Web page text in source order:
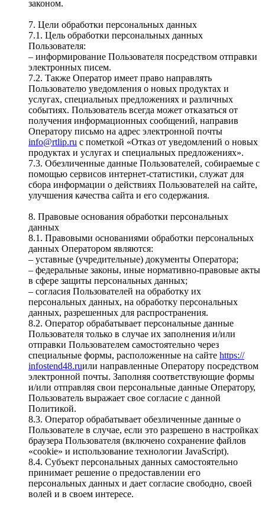
законом.
7. Цели обработки персональных данных
7.1. Цель обработки персональных данных
Пользователя:
– информирование Пользователя посредством отправки
электронных писем.
7.2. Также Оператор имеет право направлять
Пользователю уведомления о новых продуктах и
услугах, специальных предложениях и различных
событиях. Пользователь всегда может отказаться от
получения информационных сообщений, направив
Оператору письмо на адрес электронной почты
info@rtlip.ru с пометкой «Отказ от уведомлений о новых
продуктах и услугах и специальных предложениях».
7.3. Обезличенные данные Пользователей, собираемые с
помощью сервисов интернет-статистики, служат для
сбора информации о действиях Пользователей на сайте,
улучшения качества сайта и его содержания.
8. Правовые основания обработки персональных
данных
8.1. Правовыми основаниями обработки персональных
данных Оператором являются:
– уставные (учредительные) документы Оператора;
– федеральные законы, иные нормативно-правовые акты
в сфере защиты персональных данных;
– согласия Пользователей на обработку их
персональных данных, на обработку персональных
данных, разрешенных для распространения.
8.2. Оператор обрабатывает персональные данные
Пользователя только в случае их заполнения и/или
отправки Пользователем самостоятельно через
специальные формы, расположенные на сайте https://
infostend48.ruили направленные Оператору посредством
электронной почты. Заполняя соответствующие формы
и/или отправляя свои персональные данные Оператору,
Пользователь выражает свое согласие с данной
Политикой.
8.3. Оператор обрабатывает обезличенные данные о
Пользователе в случае, если это разрешено в настройках
браузера Пользователя (включено сохранение файлов
«cookie» и использование технологии JavaScript).
8.4. Субъект персональных данных самостоятельно
принимает решение о предоставлении его
персональных данных и дает согласие свободно, своей
волей и в своем интересе.